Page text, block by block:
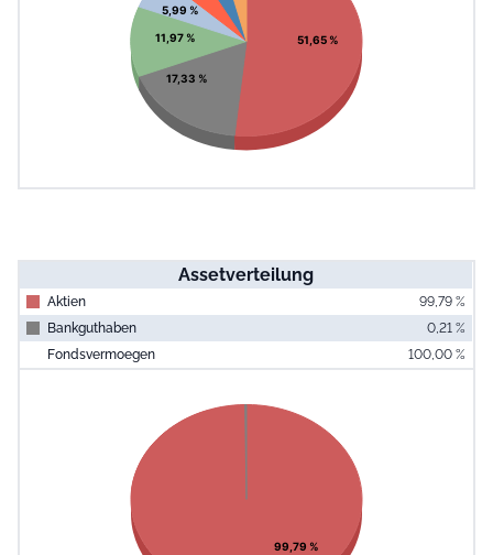
51,65 %
17,33 %
11,97 %
5,99 %
Assetverteilung
Aktien
99,79 %
Bankguthaben
0,21 %
Fondsvermoegen
100,00 %
Pie chart with 2 slices.
View as data table, Chart
99,79 %